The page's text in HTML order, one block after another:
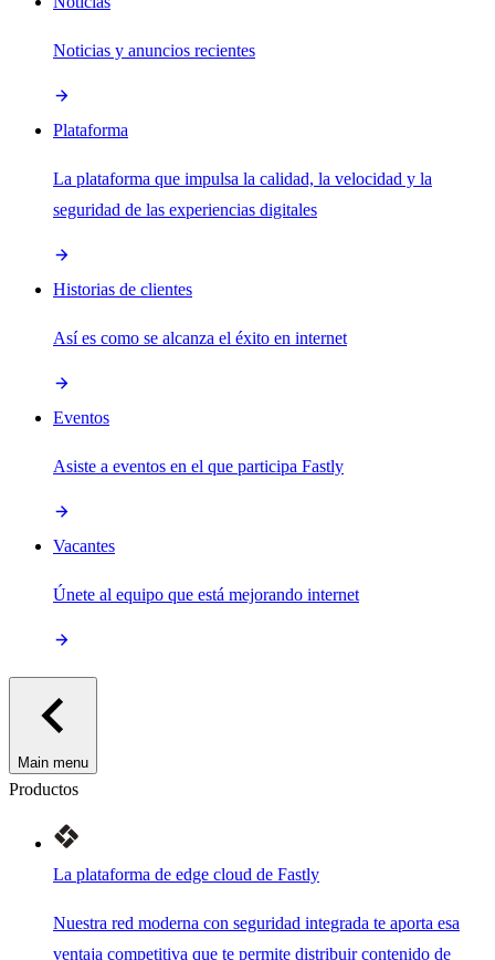
Noticias y anuncios recientes
Plataforma
La plataforma que impulsa la calidad, la velocidad y la
seguridad de las experiencias digitales
Historias de clientes
Así es como se alcanza el éxito en internet
Eventos
Asiste a eventos en el que participa Fastly
Vacantes
Únete al equipo que está mejorando internet
Main menu
Productos
La plataforma de edge cloud de Fastly
Nuestra red moderna con seguridad integrada te aporta esa
ventaja competitiva que te permite distribuir contenido de